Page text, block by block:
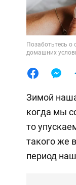
Позаботьтесь о
домашних
Зимой
когда мы
то
такого же
период